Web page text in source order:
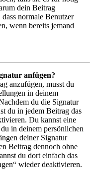
dein Beitrag
normale Benutzer
wenn bereits jemand
anfügen?
anzufügen, musst du
in deinem
du die Signatur
du in jedem Beitrag das
Du kannst eine
in deinem persönlichen
deiner Signatur
Beitrag dennoch ohne
du dort einfach das
wieder deaktivieren.